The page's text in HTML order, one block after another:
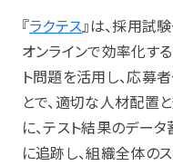
『ラクテス』は、採用試
オンラインで効率化す
ト問題を活用し、応募
とで、適切な人材配置
に、テスト結果のデー
に追跡し、組織全体の